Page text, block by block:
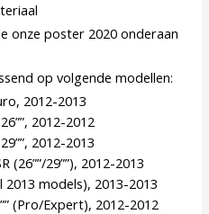
onze poster 2020 onderaan
op volgende modellen:
2012-2013
2012-2012
2012-2013
(26””/29””), 2012-2013
2013 models), 2013-2013
(Pro/Expert), 2012-2012